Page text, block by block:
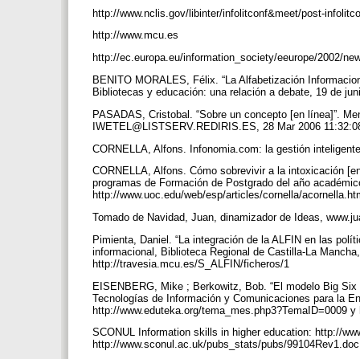
http://www.nclis.gov/libinter/infolitconf&meet/post-
http://www.mcu.es
http://ec.europa.eu/information_society/eeurope/2002/
BENITO MORALES, Félix. “La Alfabetización
Bibliotecas y educación: una relación a debate, 19 de
PASADAS, Cristobal. “Sobre un concepto [en línea]”.
IWETEL@LISTSERV.REDIRIS.ES, 28 Mar 2006
CORNELLA, Alfons. Infonomia.com: la gestión
CORNELLA, Alfons. Cómo sobrevivir a la intoxicación
programas de Formación de Postgrado del año
http://www.uoc.edu/web/esp/articles/cornella/
Tomado de Navidad, Juan, dinamizador de Ideas,
Pimienta, Daniel. “La integración de la ALFIN en las
informacional, Biblioteca Regional de Castilla-La
http://travesia.mcu.es/S_ALFIN/ficheros/1
EISENBERG, Mike ; Berkowitz, Bob. “El modelo Big
Tecnologías de Información y Comunicaciones para la
http://www.eduteka.org/tema_mes.php3?TemaID=0009
SCONUL Information skills in higher education: http://
http://www.sconul.ac.uk/pubs_stats/pubs/